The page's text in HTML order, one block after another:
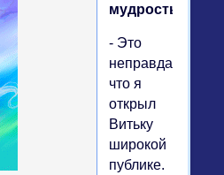
мудрость
- Это
неправда,
что я
открыл
Витьку
широкой
публике.